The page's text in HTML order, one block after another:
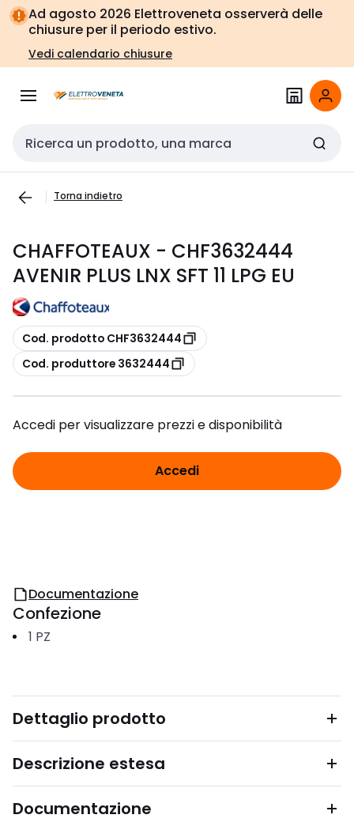
Vai alla
navigazione
Vai
alla
pagina
Ad agosto 2026 Elettroveneta osserverà delle
chiusure per il periodo estivo.
Vedi calendario chiusure
Cerca input
Torna indietro
CHAFFOTEAUX - CHF3632444
AVENIR PLUS LNX SFT 11 LPG EU
copia
Cod. prodotto CHF3632444
copia
Cod. produttore 3632444
Accedi per visualizzare prezzi e disponibilità
Accedi
Documentazione
Confezione
1 PZ
Dettaglio prodotto
Descrizione estesa
Documentazione